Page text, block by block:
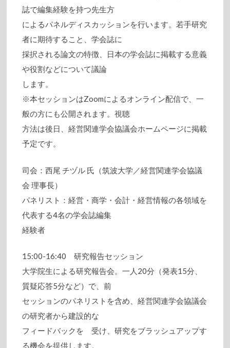
誌で編集経験を持つ先生方
によるパネルディスカッションを行います。若手研究
者に期待すること、学会誌に
採択される論文の特徴、日本の学会誌に掲載する意義
や役割などについて議論
します。
※本セッションはZoomによるオンライン配信で、一
般の方にも公開されます。視聴
方法は後日、経営関連学会協議会ホームページに掲載
予定です。
司会：西尾 チヅル 氏（筑波大学／経営関連学会協議
会 理事長）
パネリスト：経営・商学・会計・経営情報の各領域を
代表する4名の学会誌編集
経験者
15:00-16:40 研究報告セッション
大学院生による研究報告会。一人20分（発表15分、
質疑応答5分など）で、前
セッションのパネリストを含め、経営関連学会協議会
の研究者から建設的な
フィードバックを 受け、研究をブラッシュアップす
る機会を提供します。